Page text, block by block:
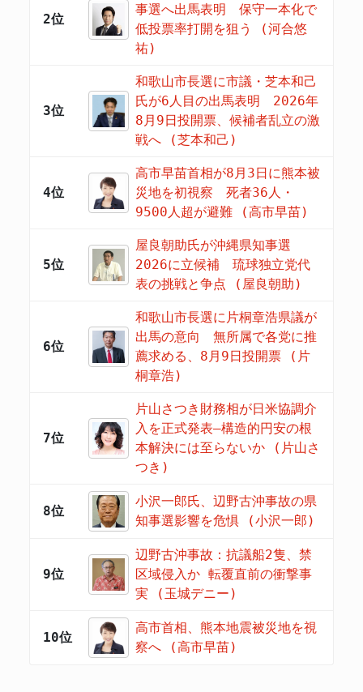
2位
事選へ出馬表明 保守一本化で
低投票率打開を狙う (河合悠
祐)
3位
和歌山市長選に市議・芝本和己
氏が6人目の出馬表明 2026年
8月9日投開票、候補者乱立の激
戦へ (芝本和己)
4位
高市早苗首相が8月3日に熊本被
災地を初視察 死者36人・
9500人超が避難 (高市早苗)
5位
屋良朝助氏が沖縄県知事選
2026に立候補 琉球独立党代
表の挑戦と争点 (屋良朝助)
6位
和歌山市長選に片桐章浩県議が
出馬の意向 無所属で各党に推
薦求める、8月9日投開票 (片
桐章浩)
7位
片山さつき財務相が日米協調介
入を正式発表―構造的円安の根
本解決には至らないか (片山さ
つき)
8位
小沢一郎氏、辺野古沖事故の県
知事選影響を危惧 (小沢一郎)
9位
辺野古沖事故：抗議船2隻、禁
区域侵入か 転覆直前の衝撃事
実 (玉城デニー)
10位
高市首相、熊本地震被災地を視
察へ (高市早苗)